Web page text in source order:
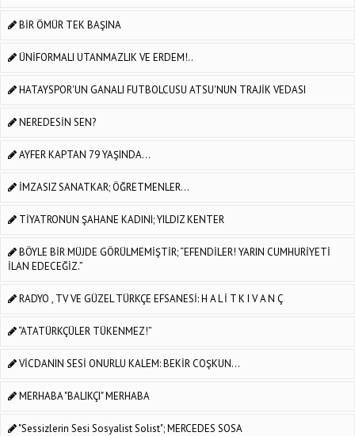
BİR ÖMÜR TEK BAŞINA
ÜNİFORMALI UTANMAZLIK VE ERDEM!..
HATAYSPOR'UN GANALI FUTBOLCUSU ATSU'NUN TRAJİK VEDASI
NEREDESİN SEN?
AYFER KAPTAN 79 YAŞINDA...
İMZASIZ SANATKAR; ÖĞRETMENLER…
TİYATRONUN ŞAHANE KADINI; YILDIZ KENTER
BÖYLE BİR MÜJDE GÖRÜLMEMİŞTİR; “EFENDİLER! YARIN CUMHURİYETİ
İLAN EDECEĞİZ.”
RADYO , TV VE GÜZEL TÜRKÇE EFSANESİ: H A L İ T K I V A N Ç
“ATATÜRKÇÜLER TÜKENMEZ!”
VİCDANIN SESİ ONURLU KALEM: BEKİR COŞKUN...
MERHABA "BALIKÇI" MERHABA
"Sessizlerin Sesi Sosyalist Solist"; MERCEDES SOSA